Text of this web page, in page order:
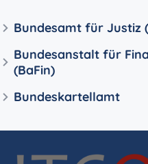
Bundesamt für Justiz
Bundesanstalt für
(BaFin)
Bundeskartellamt